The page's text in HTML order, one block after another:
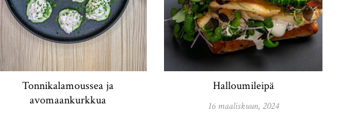
Tonnikalamoussea ja
avomaankurkkua
Halloumileipä
16 maaliskuun, 2024